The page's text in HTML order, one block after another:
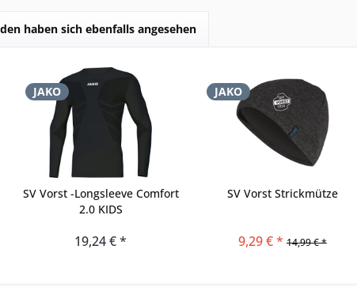
haben sich ebenfalls angesehen
JAKO
SV Vorst -Longsleeve Comfort
2.0 KIDS
19,24 € *
JAKO
SV Vorst Strickmütze
9,29 € * 14,99 € *